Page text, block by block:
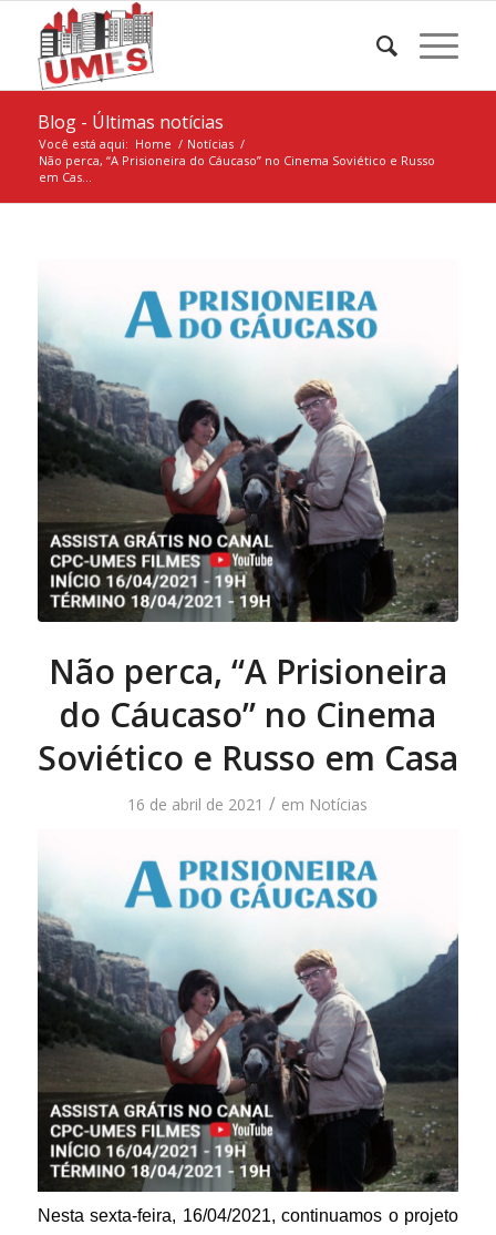
Blog - Últimas notícias
Você está aqui: Home / Notícias /
Não perca, “A Prisioneira do Cáucaso” no Cinema Soviético e Russo
em Cas...
Não perca, “A Prisioneira
do Cáucaso” no Cinema
Soviético e Russo em Casa
16 de abril de 2021 / em Notícias
Nesta sexta-feira, 16/04/2021, continuamos o projeto